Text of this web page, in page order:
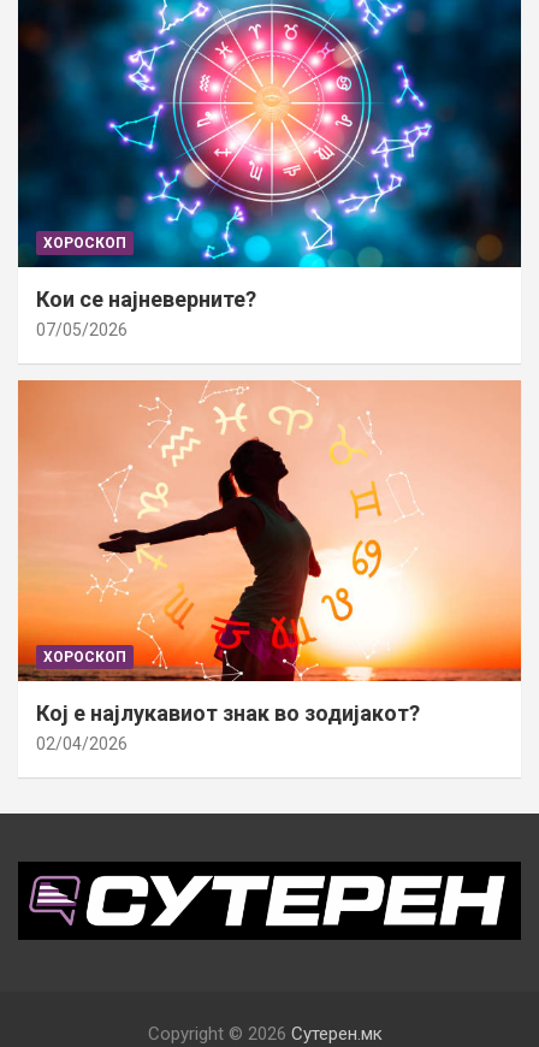
ХОРОСКОП
Кои се најневерните?
07/05/2026
ХОРОСКОП
Кој е најлукавиот знак во зодијакот?
02/04/2026
Copyright © 2026 Сутерен.мк